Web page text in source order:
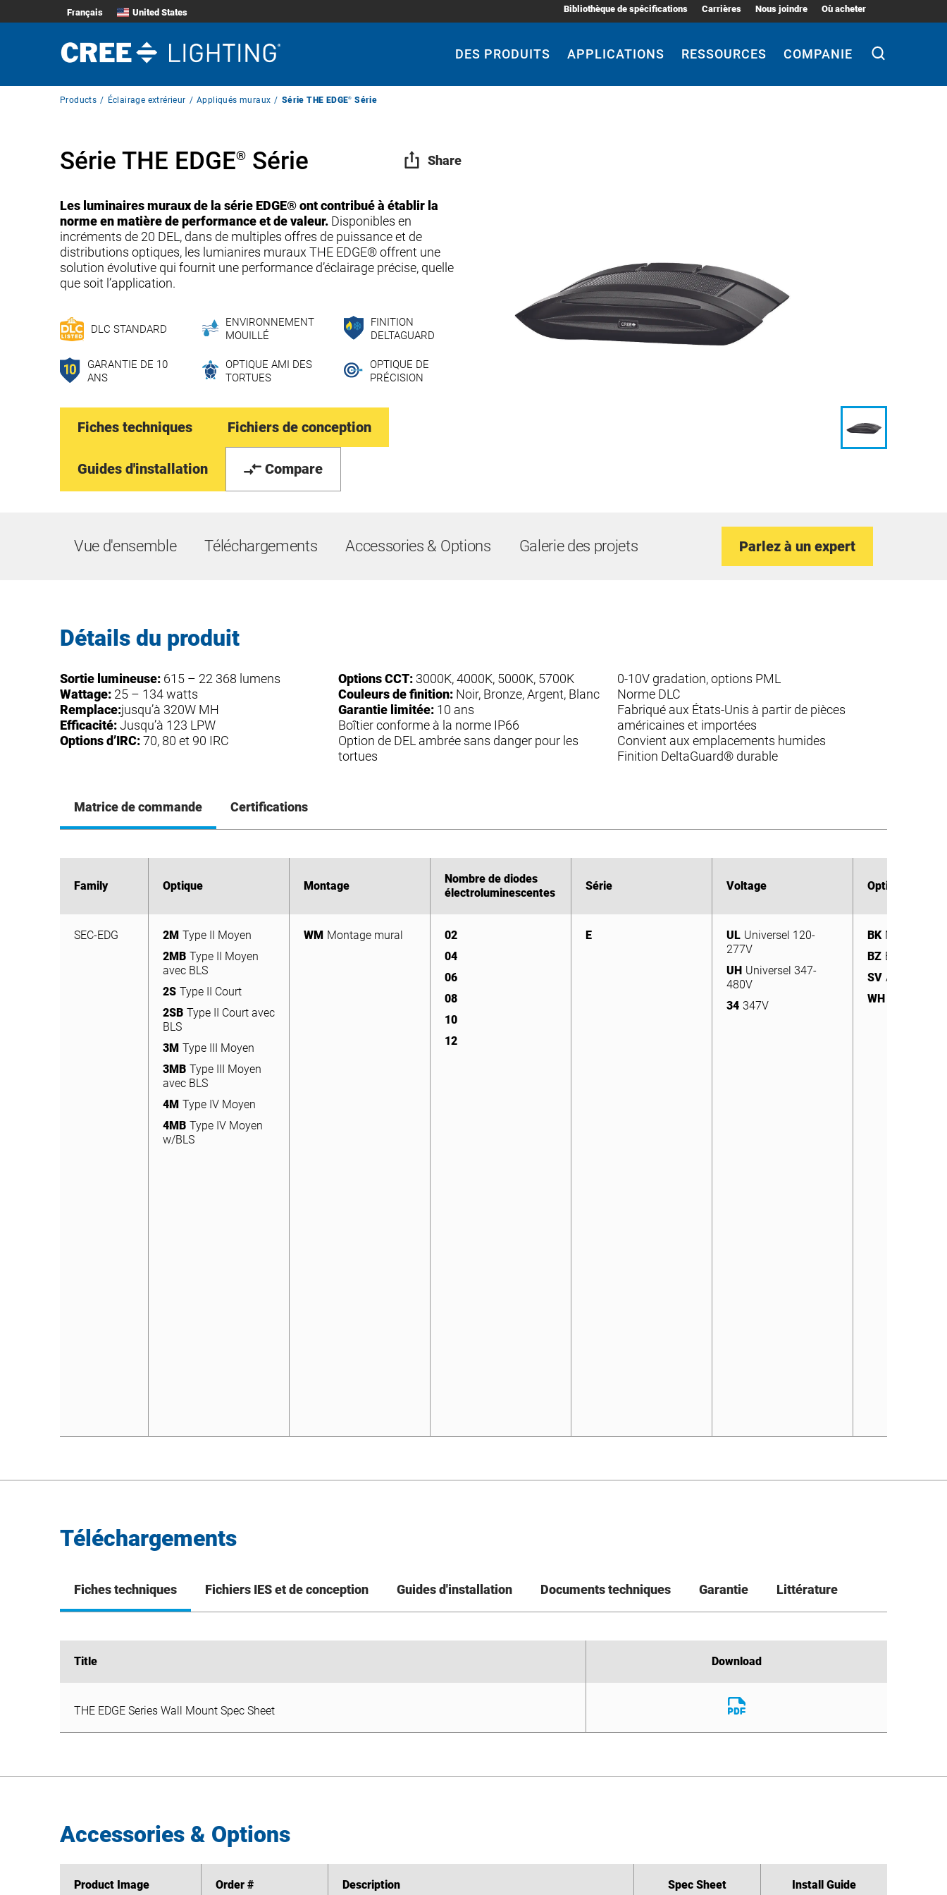
Français United States Bibliothèque de spécifications Carrières Nous joindre Où acheter
DES PRODUITS APPLICATIONS RESSOURCES COMPANIE
BreadcrumbProducts Éclairage extrérieur Appliqués muraux Série THE EDGE® Série
Série THE EDGE® Série Share
Les luminaires muraux de la série EDGE® ont contribué à établir la
norme en matière de performance et de valeur. Disponibles en
incréments de 20 DEL, dans de multiples offres de puissance et de
distributions optiques, les lumianires muraux THE EDGE® offrent une
solution évolutive qui fournit une performance d’éclairage précise, quelle
que soit l’application.
DLC STANDARD
ENVIRONNEMENT
MOUILLÉ
FINITION
DELTAGUARD
GARANTIE DE 10
ANS
OPTIQUE AMI DES
TORTUES
OPTIQUE DE
PRÉCISION
Fiches techniques Fichiers de conception
Guides d'installation Compare
Vue d'ensemble Téléchargements Accessories & Options Galerie des projets Parlez à un expert
Détails du produit
Sortie lumineuse: 615 – 22 368 lumens
Wattage: 25 – 134 watts
Remplace:jusqu’à 320W MH
Efficacité:Jusqu’à 123 LPW
Options d’IRC:70, 80 et 90 IRC
Options CCT: 3000K, 4000K, 5000K, 5700K
Couleurs de finition: Noir, Bronze, Argent, Blanc
Garantie limitée: 10 ans
Boîtier conforme à la norme IP66
Option de DEL ambrée sans danger pour les
tortues
0-10V gradation, options PML
Norme DLC
Fabriqué aux États-Unis à partir de pièces
américaines et importées
Convient aux emplacements humides
Finition DeltaGuard® durable
Matrice de commande Certifications
Family Optique Montage
Nombre de diodes
électroluminescentes
Série Voltage Options de
2MB Type II Moyen
avec BLS
2S Type II Court
2SB Type II Court avec
BLS
3M
3MB Type III Moyen
avec BLS
4M Type IV Moyen
4MB Type IV Moyen
w/BLS
04
06
08
10
12
277V
UH Universel 347-
480V
34 347V
BZ Bronze
SV Argent
WH
Family Optique Montage
Nombre de diodes
électroluminescentes
Série Voltage Options de
SEC-EDG 2M Type II Moyen
2MB Type II Moyen
avec BLS
2S Type II Court
2SB Type II Court avec
BLS
3M Type III Moyen
3MB Type III Moyen
avec BLS
4M Type IV Moyen
4MB Type IV Moyen
w/BLS
WM Montage mural
02
04
06
08
10
12
E UL Universel 120-
277V
UH Universel 347-
480V
34 347V
BK Noir
BZ Bronze
SV Argent
WH
Téléchargements
Fiches techniques Fichiers IES et de conception Guides d'installation Documents techniques Garantie Littérature
Title Download
File
Title Download
THE EDGE Series Wall Mount Spec Sheet
Download
File
Accessories & Options
Product Image Order # Description Spec Sheet Install Guide
Product Image Order # Description Spec Sheet Install Guide